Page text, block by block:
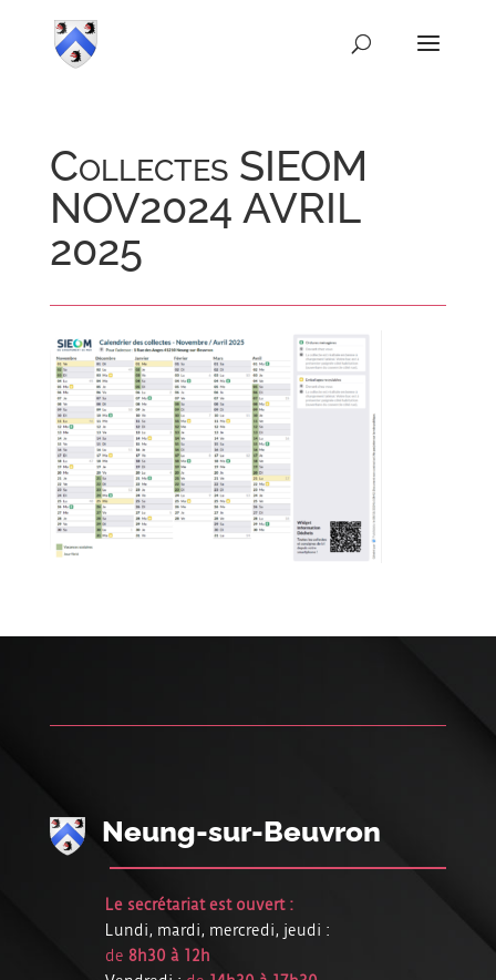
Collectes SIEOM
NOV2024 AVRIL
2025
Neung-sur-Beuvron
Le secrétariat est ouvert :
Lundi, mardi, mercredi, jeudi :
de 8h30 à 12h